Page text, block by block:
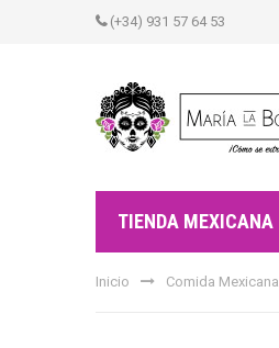
(+34) 931 57 64 53
TIENDA MEXICANA
Inicio Comida Mexicana